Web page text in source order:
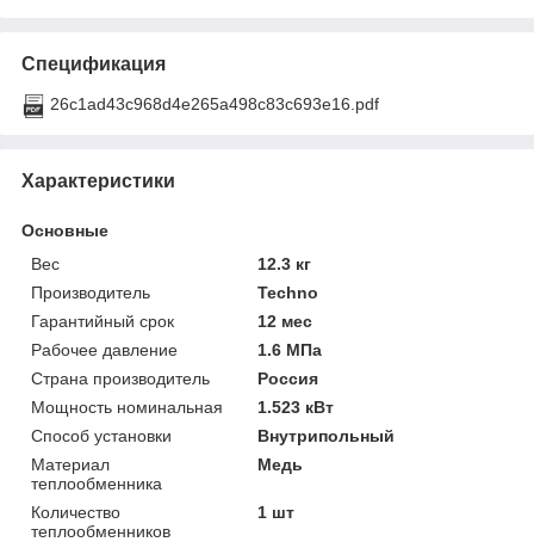
Спецификация
26c1ad43c968d4e265a498c83c693e16.pdf
Характеристики
Основные
Вес
12.3 кг
Производитель
Techno
Гарантийный срок
12 мес
Рабочее давление
1.6 МПа
Страна производитель
Россия
Мощность номинальная
1.523 кВт
Способ установки
Внутрипольный
Материал
теплообменника
Медь
Количество
теплообменников
1 шт